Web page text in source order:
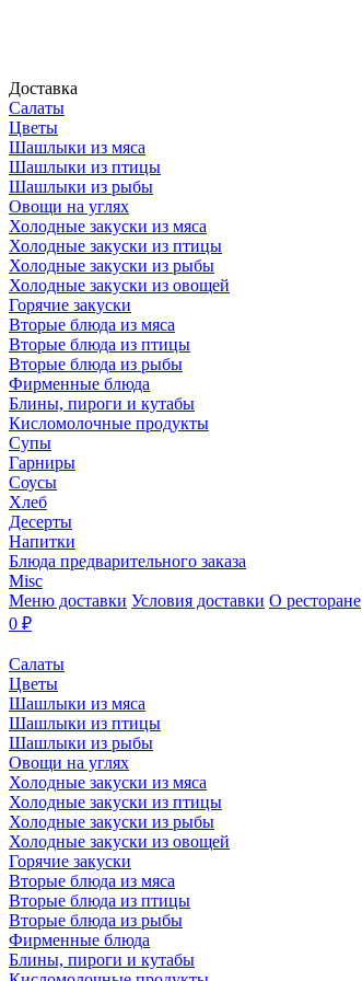
Доставка
Салаты
Цветы
Шашлыки из мяса
Шашлыки из птицы
Шашлыки из рыбы
Овощи на углях
Холодные закуски из мяса
Холодные закуски из птицы
Холодные закуски из рыбы
Холодные закуски из овощей
Горячие закуски
Вторые блюда из мяса
Вторые блюда из птицы
Вторые блюда из рыбы
Фирменные блюда
Блины, пироги и кутабы
Кисломолочные продукты
Супы
Гарниры
Соусы
Хлеб
Десерты
Напитки
Блюда предварительного заказа
Misc
Меню доставки Условия доставки О ресторане
0 ₽
Салаты
Цветы
Шашлыки из мяса
Шашлыки из птицы
Шашлыки из рыбы
Овощи на углях
Холодные закуски из мяса
Холодные закуски из птицы
Холодные закуски из рыбы
Холодные закуски из овощей
Горячие закуски
Вторые блюда из мяса
Вторые блюда из птицы
Вторые блюда из рыбы
Фирменные блюда
Блины, пироги и кутабы